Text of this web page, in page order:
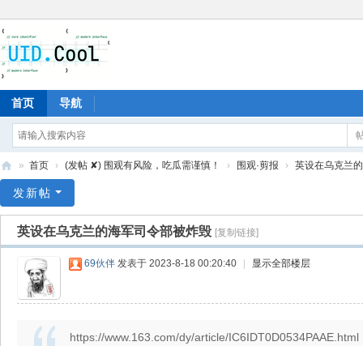
首页 导航
爱
» 首页 › (发帖 ✘) 围观有风险，吃瓜需谨慎！ › 围观·剪报 › 英设在乌克兰
发新帖
英设在乌克兰的海军司令部被炸毁 [复制链接]
69伙伴 发表于 2023-8-18 00:20:40 显示全部楼层
https://www.163.com/dy/article/IC6IDT0D0534PAAE.html